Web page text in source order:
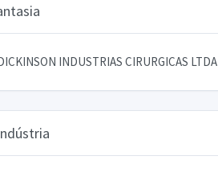
INDUSTRIAS CIRURGICAS LTDA